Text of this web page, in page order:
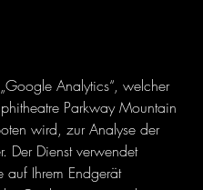
Analytics“, welcher
Parkway Mountain
wird, zur Analyse der
Der Dienst verwendet
auf Ihrem Endgerät